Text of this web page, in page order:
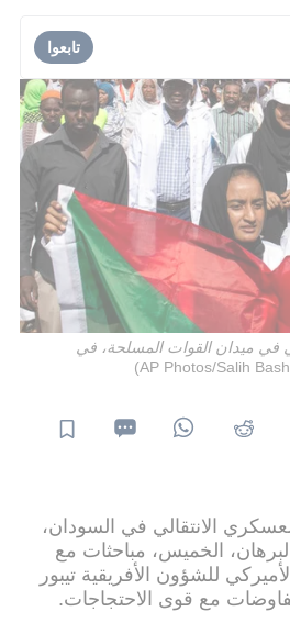
تابعوا
في ميدان القوات المسلحة، في
الانتقالي في السودان،
الخميس، مباحثات مع
للشؤون الأفريقية تيبور
مع قوى الاحتجاجات.